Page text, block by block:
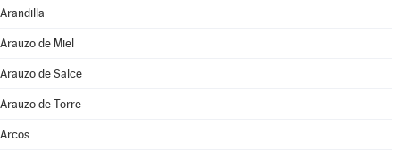
Arandilla
Arauzo de Miel
Arauzo de Salce
Arauzo de Torre
Arcos